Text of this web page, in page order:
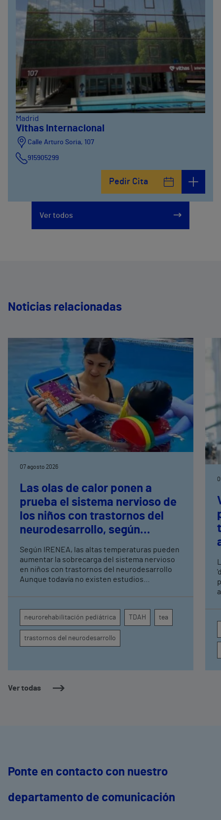
Madrid
Vithas Internacional
Calle Arturo Soria, 107
915905299
Pedir Cita
Ver todos
Noticias relacionadas
Ver todas
07 agosto 2026
Las olas de calor ponen a
prueba el sistema nervioso de
los niños con trastornos del
neurodesarrollo, según
expertos en
neurorrehabilitación
pediátrica de Vithas
Según IRENEA, las altas temperaturas pueden
aumentar la sobrecarga del sistema nervioso
en niños con trastornos del neurodesarrollo
Aunque todavía no existen estudios
atención, la regulación emocional y la
conducta
neurorehabilitación pediátrica TDAH tea
trastornos del neurodesarrollo
Ponte en contacto con nuestro
departamento de comunicación